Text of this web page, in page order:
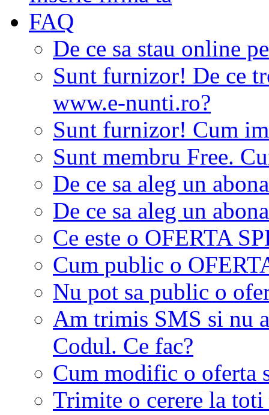
FAQ
De ce sa stau online
Sunt furnizor! De ce
www.e-nunti.ro?
Sunt furnizor! Cum
Sunt membru Free.
De ce sa aleg un
De ce sa aleg un
Ce este o OFERTA
Cum public o
Nu pot sa public o
Am trimis SMS si nu
Codul. Ce fac?
Cum modific o oferta
Trimite o cerere la